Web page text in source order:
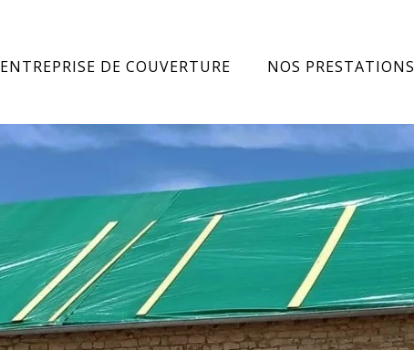
ENTREPRISE DE COUVERTURE NOS PRESTATIONS